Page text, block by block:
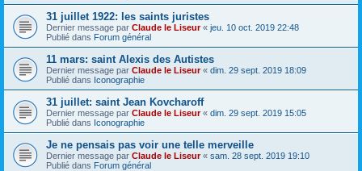
31 juillet 1922: les saints juristes
Dernier message par Claude le Liseur« jeu. 10 oct. 2019 22:48
Publié dans Forum général
11 mars: saint Alexis des Autistes
Dernier message par Claude le Liseur« dim. 29 sept. 2019 18:09
Publié dans Iconographie
31 juillet: saint Jean Kovcharoff
Dernier message par Claude le Liseur« dim. 29 sept. 2019 15:05
Publié dans Iconographie
Je ne pensais pas voir une telle merveille
Dernier message par Claude le Liseur« sam. 28 sept. 2019 19:10
Publié dans Forum général